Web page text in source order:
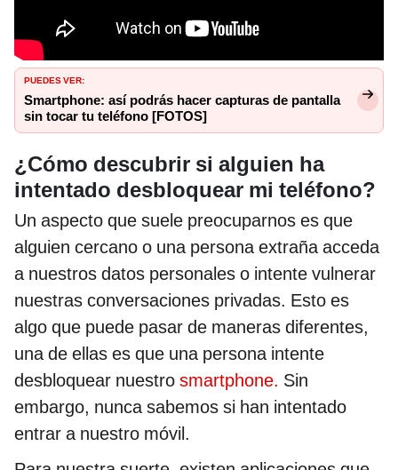
PUEDES VER:
Smartphone: así podrás hacer capturas de pantalla
sin tocar tu teléfono [FOTOS]
¿Cómo descubrir si alguien ha
intentado desbloquear mi teléfono?
Un aspecto que suele preocuparnos es que
alguien cercano o una persona extraña acceda
a nuestros datos personales o intente vulnerar
nuestras conversaciones privadas. Esto es
algo que puede pasar de maneras diferentes,
una de ellas es que una persona intente
desbloquear nuestro smartphone. Sin
embargo, nunca sabemos si han intentado
entrar a nuestro móvil.